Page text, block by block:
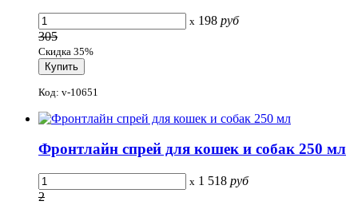
x 198 руб
305
Скидка 35%
Код: v-10651
Фронтлайн спрей для кошек и собак 250 мл
x 1 518 руб
2